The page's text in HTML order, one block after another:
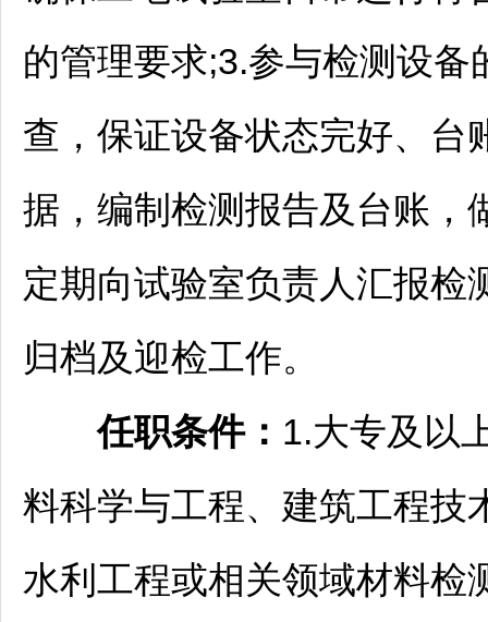
的管理要求;3.参与检测设
查，保证设备状态完好、台
据，编制检测报告及台账，
定期向试验室负责人汇报检
归档及迎检工作。
任职条件： 1.大专及以
料科学与工程、建筑工程技
水利工程或相关领域材料检